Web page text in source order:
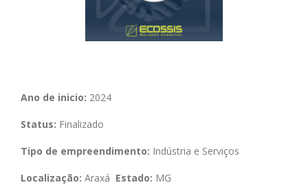
Ano de inicio: 2024
Status: Finalizado
Tipo de empreendimento: Indústria e Serviços
Localização: Araxá Estado: MG